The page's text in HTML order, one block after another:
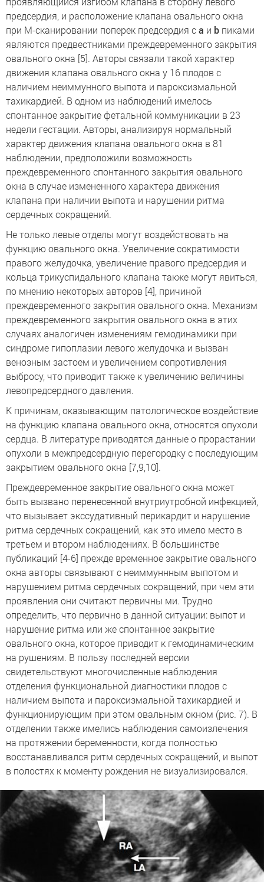
предсердия, и расположение клапана овального окна
при М-сканировании поперек предсердия сa и b пиками
являются предвестниками преждевременного закрытия
овального окна [5]. Авторы связали такой характер
движения клапана овального окна у 16 плодов с
наличием неиммунного выпота и пароксизмальной
тахикардией. В одном из наблюдений имелось
спонтанное закрытие фетальной коммуникации в 23
недели гестации. Авторы, анализируя нормальный
характер движения клапана овального окна в 81
наблюдении, предположили возможность
преждевременного спонтанного закрытия овального
окна в случае измененного характера движения
клапана при наличии выпота и нарушении ритма
сердечных сокращений.
Не только левые отделы могут воздействовать на
функцию овального окна. Увеличение сократимости
правого желудочка, увеличение правого предсердия и
кольца трикуспидального клапана также могут явиться,
по мнению некоторых авторов [4], причиной
преждевременного закрытия овального окна. Механизм
преждевременного закрытия овального окна в этих
случаях аналогичен изменениям гемодинамики при
синдроме гипоплазии левого желудочка и вызван
венозным застоем и увеличением сопротивления
выбросу, что приводит также к увеличению величины
левопредсердного давления.
К причинам, оказывающим патологическое воздействие
на функцию клапана овального окна, относятся опухоли
сердца. В литературе приводятся данные о прорастании
опухоли в межпредсердную перегородку с последующим
закрытием овального окна [7,9,10].
Преждевременное закрытие овального окна может
быть вызвано перенесенной внутриутробной инфекцией,
что вызывает экссудативный перикардит и нарушение
ритма сердечных сокращений, как это имело место в
третьем и втором наблюдениях. В большинстве
публикаций [4-6] прежде временное закрытие овального
окна авторы связывают с неиммуннным выпотом и
нарушением ритма сердечных сокращений, при чем эти
проявления они считают первичны ми. Трудно
определить, что первично в данной ситуации: выпот и
нарушение ритма или же спонтанное закрытие
овального окна, которое приводит к гемодинамическим
на рушениям. В пользу последней версии
свидетельствуют многочисленные наблюдения
отделения функциональной диагностики плодов с
наличием выпота и пароксизмальной тахикардией и
функционирующим при этом овальным окном (рис. 7). В
отделении также имелись наблюдения самоизлечения
на протяжении беременности, когда полностью
восстанавливался ритм сердечных сокращений, и выпот
в полостях к моменту рождения не визуализировался.